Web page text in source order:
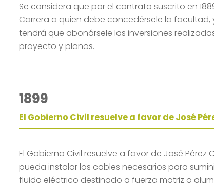
Se considera que por el contrato suscrito en
Carrera a quien debe concedérsele la facultad,
tendrá que abonársele las inversiones
proyecto y planos.
1899
El Gobierno Civil resuelve a favor de José
El Gobierno Civil resuelve a favor de José
pueda instalar los cables necesarios para
fluido eléctrico destinado a fuerza motriz o